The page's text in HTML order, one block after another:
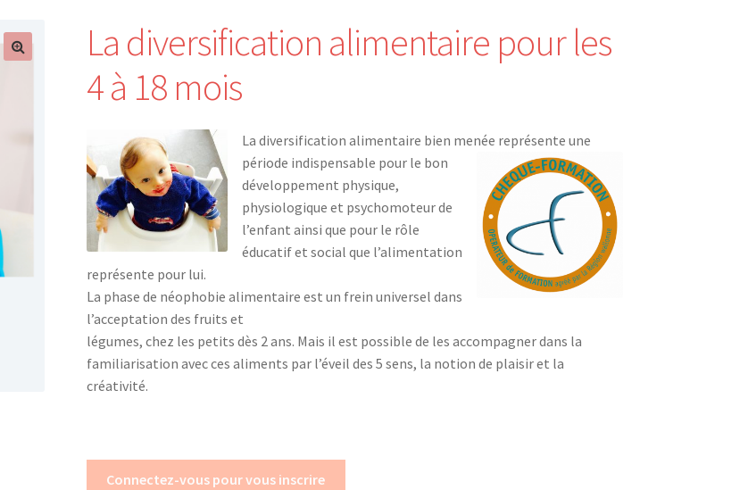
La diversification alimentaire pour les
4 à 18 mois
La diversification alimentaire bien menée représente une
période indispensable pour le bon
développement physique,
physiologique et psychomoteur de
l’enfant ainsi que pour le rôle
éducatif et social que l’alimentation
représente pour lui.
La phase de néophobie alimentaire est un frein universel dans
l’acceptation des fruits et
légumes, chez les petits dès 2 ans. Mais il est possible de les accompagner dans la
familiarisation avec ces aliments par l’éveil des 5 sens, la notion de plaisir et la
créativité.
Connectez-vous pour vous inscrire